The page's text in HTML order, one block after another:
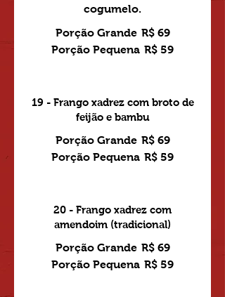
cogumelo.
Porção Grande R$ 69
Porção Pequena R$ 59
19 - Frango xadrez com broto de
feijão e bambu
Porção Grande R$ 69
Porção Pequena R$ 59
20 - Frango xadrez com
amendoim (tradicional)
Porção Grande R$ 69
Porção Pequena R$ 59